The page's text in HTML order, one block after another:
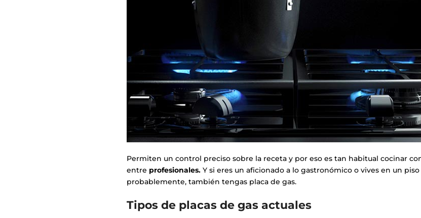
Permiten un control preciso sobre la receta y por eso es tan habitual cocinar
entre profesionales. Y si eres un aficionado a lo gastronómico o vives en un
probablemente, también tengas placa de gas.
Tipos de placas de gas actuales